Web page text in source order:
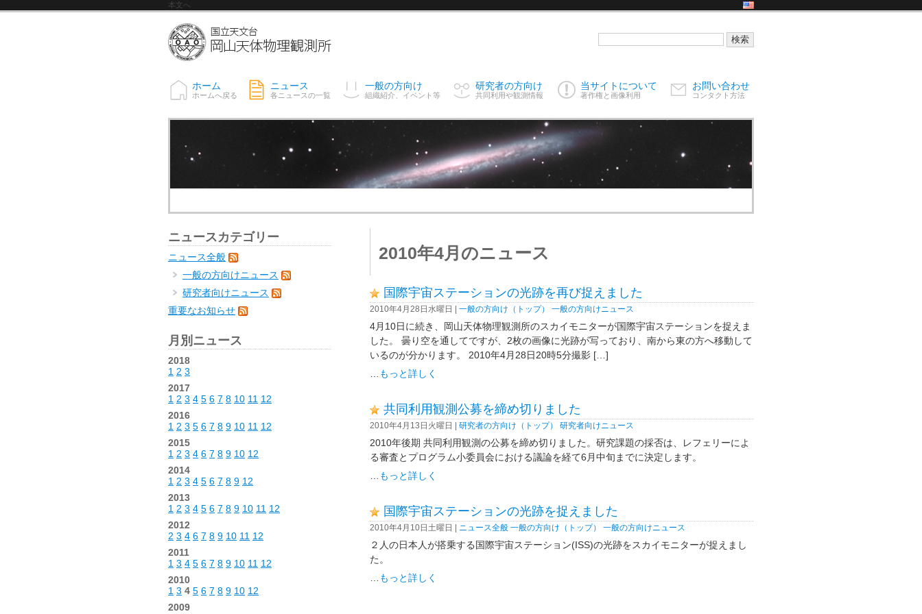
本文へ
ホーム
ホームへ戻る
ニュース
各ニュースの一覧
一般の方向け
組織紹介、イベント等
研究者の方向け
共同利用や観測情報
当サイトについて
著作権と画像利用
お問い合わせ
コンタクト方法
2010年4月のニュース
国際宇宙ステーションの光跡を再び捉えました
2010年4月28日水曜日 | 一般の方向け（トップ） 一般の方向けニュース
4月10日に続き、岡山天体物理観測所のスカイモニターが国際宇宙ステーションを捉えま
した。 曇り空を通してですが、2枚の画像に光跡が写っており、南から東の方へ移動して
いるのが分かります。 2010年4月28日20時5分撮影 […]
もっと詳しく
共同利用観測公募を締め切りました
2010年4月13日火曜日 | 研究者の方向け（トップ） 研究者向けニュース
2010年後期 共同利用観測の公募を締め切りました。研究課題の採否は、レフェリーによ
る審査とプログラム小委員会における議論を経て6月中旬までに決定します。
もっと詳しく
国際宇宙ステーションの光跡を捉えました
2010年4月10日土曜日 | ニュース全般 一般の方向け（トップ） 一般の方向けニュース
２人の日本人が搭乗する国際宇宙ステーション(ISS)の光跡をスカイモニターが捉えまし
た。
もっと詳しく
ニュースカテゴリー
ニュース全般
一般の方向けニュース
研究者向けニュース
重要なお知らせ
月別ニュース
2018
1 2 3
2017
1 2 3 4 5 6 7 8 10 11 12
2016
1 2 3 5 6 7 8 9 10 11 12
2015
1 2 3 4 6 7 8 9 10 12
2014
1 2 3 4 5 6 7 8 9 12
2013
1 2 3 4 5 6 7 8 9 10 11 12
2012
2 3 4 6 7 8 9 10 11 12
2011
1 3 4 5 6 7 8 9 10 11 12
2010
1 3 4 5 6 7 8 9 10 12
2009